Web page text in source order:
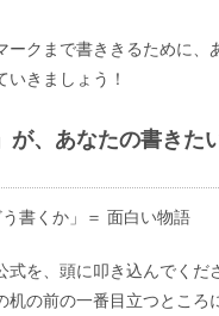
ークまで書ききるために、
いきましょう！
が、あなたの書きた
う書くか」＝ 面白い物語
式を、頭に叩き込んでくだ
机の前の一番目立つところ